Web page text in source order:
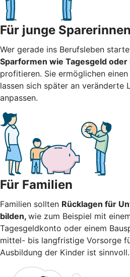
Für junge
Wer gerade ins Berufsleben
Sparformen wie Tagesgeld oder
profitieren. Sie ermöglichen
lassen sich später an veränderte
anpassen.
Für Familien
Familien sollten Rücklagen für
bilden, wie zum Beispiel mit
Tagesgeldkonto oder einem
mittel- bis langfristige Vorsorge
Ausbildung der Kinder ist sinnvoll.